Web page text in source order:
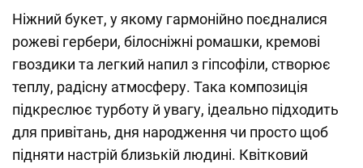
Ніжний букет, у якому гармонійно поєдналися
рожеві гербери, білосніжні ромашки, кремові
гвоздики та легкий напил з гіпсофіли, створює
теплу, радісну атмосферу. Така композиція
підкреслює турботу й увагу, ідеально підходить
для привітань, дня народження чи просто щоб
підняти настрій близькій людині. Квітковий